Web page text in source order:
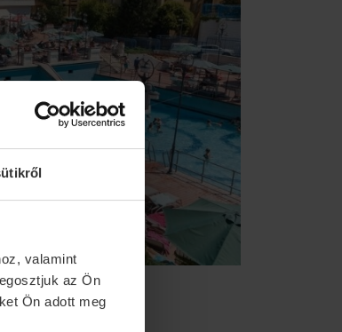
valamint
az Ön
Ön adott meg